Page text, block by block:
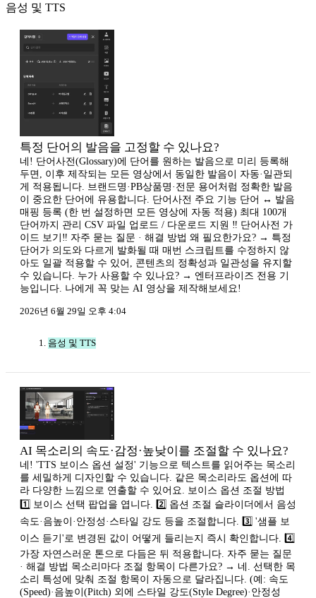
음성 및 TTS
특정 단어의 발음을 고정할 수 있나요?
네! 단어사전(Glossary)에 단어를 원하는 발음으로 미리 등록해
두면, 이후 제작되는 모든 영상에서 동일한 발음이 자동·일관되
게 적용됩니다. 브랜드명·PB상품명·전문 용어처럼 정확한 발음
이 중요한 단어에 유용합니다. 단어사전 주요 기능 단어 ↔ 발음
매핑 등록 (한 번 설정하면 모든 영상에 자동 적용) 최대 100개
단어까지 관리 CSV 파일 업로드 / 다운로드 지원 ‼️ 단어사전 가
이드 보기‼️ 자주 묻는 질문 · 해결 방법 왜 필요한가요? → 특정
단어가 의도와 다르게 발화될 때 매번 스크립트를 수정하지 않
아도 일괄 적용할 수 있어, 콘텐츠의 정확성과 일관성을 유지할
수 있습니다. 누가 사용할 수 있나요? → 엔터프라이즈 전용 기
능입니다. 나에게 꼭 맞는 AI 영상을 제작해보세요!
2026년 6월 29일 오후 4:04
음성 및 TTS
AI 목소리의 속도·감정·높낮이를 조절할 수 있나요?
네! 'TTS 보이스 옵션 설정' 기능으로 텍스트를 읽어주는 목소리
를 세밀하게 디자인할 수 있습니다. 같은 목소리라도 옵션에 따
라 다양한 느낌으로 연출할 수 있어요. 보이스 옵션 조절 방법
1️⃣ 보이스 선택 팝업을 엽니다. 2️⃣ 옵션 조절 슬라이더에서 음성
속도·음높이·안정성·스타일 강도 등을 조절합니다. 3️⃣ '샘플 보
이스 듣기'로 변경된 값이 어떻게 들리는지 즉시 확인합니다. 4️⃣
가장 자연스러운 톤으로 다듬은 뒤 적용합니다. 자주 묻는 질문
· 해결 방법 목소리마다 조절 항목이 다른가요? → 네. 선택한 목
소리 특성에 맞춰 조절 항목이 자동으로 달라집니다. (예: 속도
(Speed)·음높이(Pitch) 외에 스타일 강도(Style Degree)·안정성